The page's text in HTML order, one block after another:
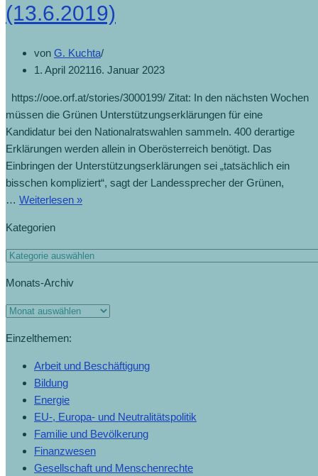
(13.6.2019)
von G. Kuchta
1. April 202116. Januar 2023
https://ooe.orf.at/stories/3000199/ Zitat: In den nächsten Wochen
müssen die Grünen Unterstützungserklärungen für eine
Kandidatur bei den Nationalratswahlen sammeln. 400 derartige
Erklärungen werden allein in Oberösterreich benötigt. Das
Einbringen der Unterstützungserklärungen sei „tatsächlich ein
bisschen kompliziert“, sagt der Landessprecher der Grünen,
… Weiterlesen »
Kategorien
Monats-Archiv
Einzelthemen:
Arbeit und Beschäftigung
Bildung
Energie
EU-, Europa- und Neutralitätspolitik
Familie und Bevölkerung
Finanzwesen
Gesellschaft und Menschenrechte